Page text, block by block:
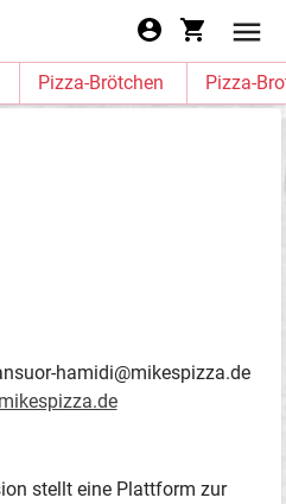
Pizza-Brötchen Pizza-
hamidi@mikespizza.de
stellt eine Plattform zur